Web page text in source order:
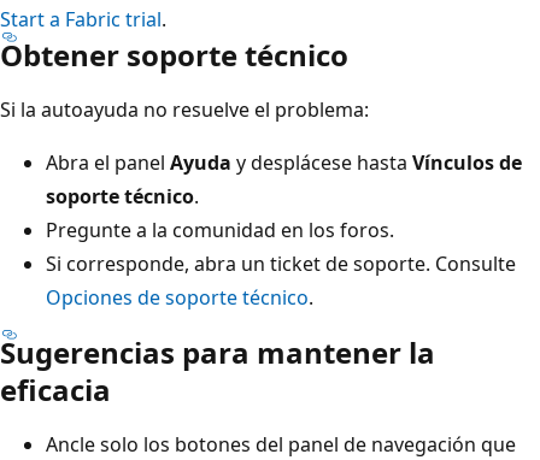
Start a Fabric trial.
Obtener soporte técnico
Si la autoayuda no resuelve el problema:
Abra el panel Ayuda y desplácese hasta Vínculos de
soporte técnico.
Pregunte a la comunidad en los foros.
Si corresponde, abra un ticket de soporte. Consulte
Opciones de soporte técnico.
Sugerencias para mantener la
eficacia
Ancle solo los botones del panel de navegación que